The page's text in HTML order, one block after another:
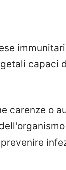
capaci
carenze o